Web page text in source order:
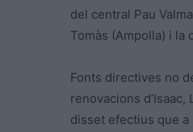
del central Pau
Tomàs (Ampolla) i la
Fonts directives no
renovacions
disset efectius que a